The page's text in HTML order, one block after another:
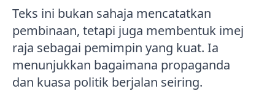
Teks ini bukan sahaja mencatatkan
pembinaan, tetapi juga membentuk imej
raja sebagai pemimpin yang kuat. Ia
menunjukkan bagaimana propaganda
dan kuasa politik berjalan seiring.